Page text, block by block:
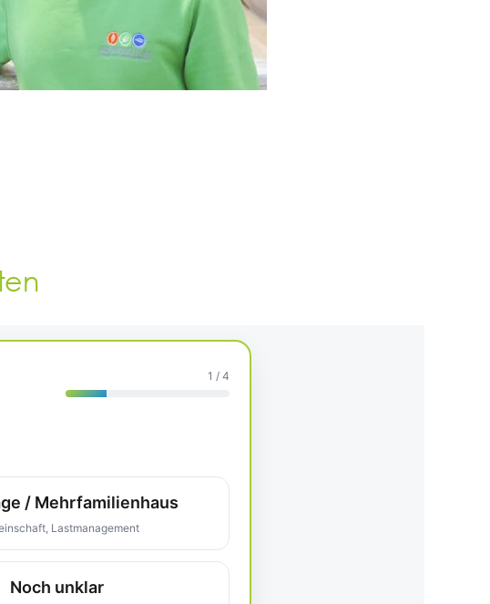
1 / 4
/ Mehrfamilienhaus
Lastmanagement
Noch unklar